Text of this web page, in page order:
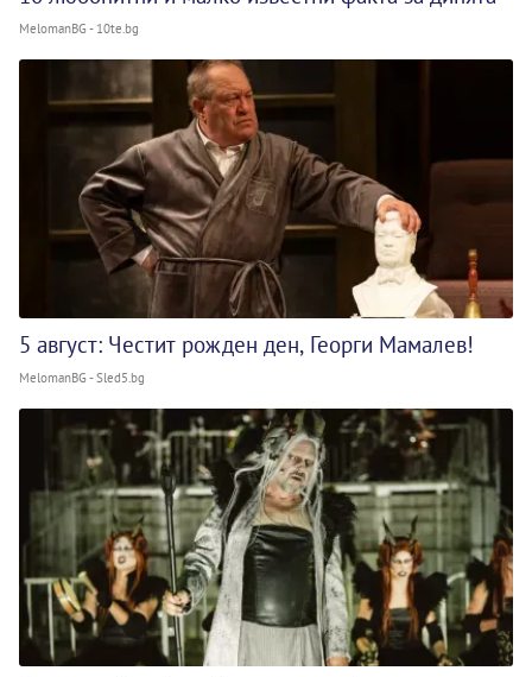
MelomanBG - 10te.bg
5 август: Честит рожден ден, Георги Мамалев!
MelomanBG - Sled5.bg